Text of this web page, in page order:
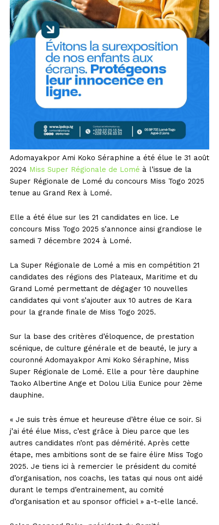
Adomayakpor Ami Koko Séraphine a été élue le 31 août
2024 Miss Super Régionale de Lomé à l’issue de la
Super Régionale de Lomé du concours Miss Togo 2025
tenue au Grand Rex à Lomé.
Elle a été élue sur les 21 candidates en lice. Le
concours Miss Togo 2025 s’annonce ainsi grandiose le
samedi 7 décembre 2024 à Lomé.
La Super Régionale de Lomé a mis en compétition 21
candidates des régions des Plateaux, Maritime et du
Grand Lomé permettant de dégager 10 nouvelles
candidates qui vont s’ajouter aux 10 autres de Kara
pour la grande finale de Miss Togo 2025.
Sur la base des critères d’éloquence, de prestation
scénique, de culture générale et de beauté, le jury a
couronné Adomayakpor Ami Koko Séraphine, Miss
Super Régionale de Lomé. Elle a pour 1ère dauphine
Taoko Albertine Ange et Dolou Lilia Eunice pour 2ème
dauphine.
« Je suis très émue et heureuse d’être élue ce soir. Si
j’ai été élue Miss, c’est grâce à Dieu parce que les
autres candidates n’ont pas démérité. Après cette
étape, mes ambitions sont de se faire élire Miss Togo
2025. Je tiens ici à remercier le président du comité
d’organisation, nos coachs, les tatas qui nous ont aidé
durant le temps d’entrainement, au comité
d’organisation et au sponsor officiel » a-t-elle lancé.